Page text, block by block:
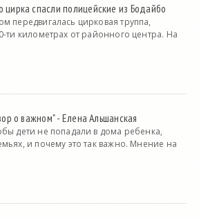
спасли полицейские из Бодайбо
передвигалась цирковая труппа,
ти километрах от районного центра. На
о важном" - Елена Альшанская
дети не попадали в дома ребенка,
и почему это так важно. Мнение на